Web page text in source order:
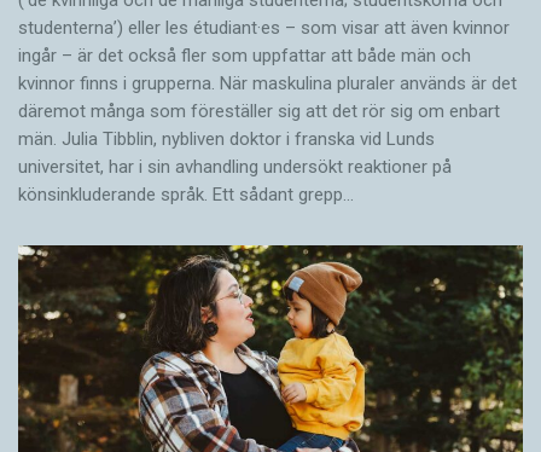
studenterna’) eller les étudiant·es – som visar att även kvinnor
ingår – är det också fler som uppfattar att både män och
kvinnor finns i grupperna. När maskulina pluraler används är det
där­emot många som föreställer sig att det rör sig om enbart
män. Julia Tibblin, nybliven doktor i franska vid Lunds
universitet, har i sin avhandling undersökt reaktioner på
könsinkluderande språk. Ett sådant grepp…